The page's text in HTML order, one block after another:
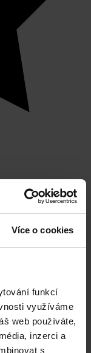
Více o cookies
funkcí
využíváme
web používáte,
inzerci a
s